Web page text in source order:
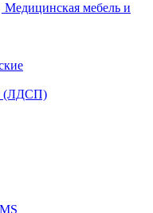
Медицинская мебель и
(ЛДСП)